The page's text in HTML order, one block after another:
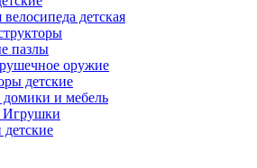
детская
пазлы
оружие
детские
и мебель
Игрушки